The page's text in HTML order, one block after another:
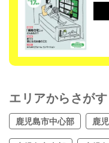
エリアからさがす
鹿児島市中心部 鹿